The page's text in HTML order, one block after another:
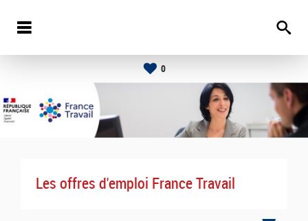
0
Les offres d'emploi France Travail